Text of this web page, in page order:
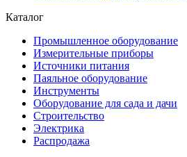
Каталог
Промышленное оборудование
Измерительные приборы
Источники питания
Паяльное оборудование
Инструменты
Оборудование для сада и дачи
Строительство
Электрика
Распродажа